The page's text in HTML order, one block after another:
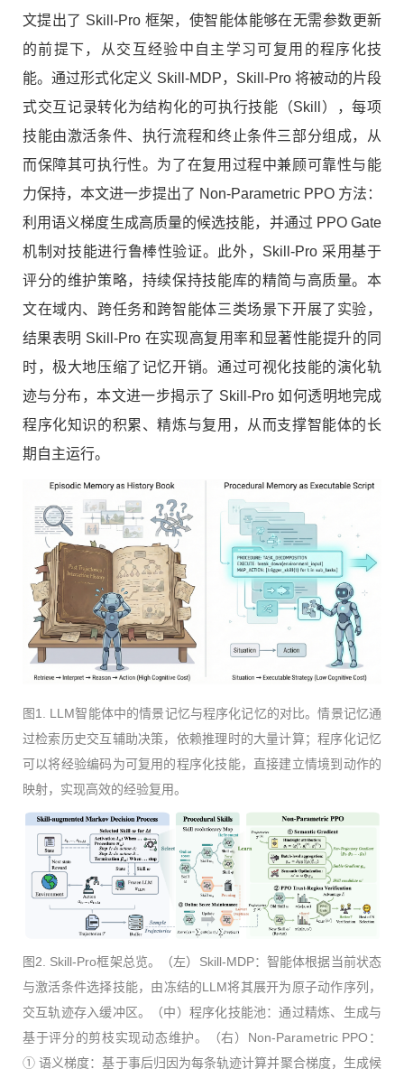
文提出了 Skill-Pro 框架，使智能体能够在无需参数更新
的前提下，从交互经验中自主学习可复用的程序化技
能。通过形式化定义 Skill-MDP，Skill-Pro 将被动的片段
式交互记录转化为结构化的可执行技能（Skill），每项
技能由激活条件、执行流程和终止条件三部分组成，从
而保障其可执行性。为了在复用过程中兼顾可靠性与能
力保持，本文进一步提出了 Non-Parametric PPO 方法：
利用语义梯度生成高质量的候选技能，并通过 PPO Gate
机制对技能进行鲁棒性验证。此外，Skill-Pro 采用基于
评分的维护策略，持续保持技能库的精简与高质量。本
文在域内、跨任务和跨智能体三类场景下开展了实验，
结果表明 Skill-Pro 在实现高复用率和显著性能提升的同
时，极大地压缩了记忆开销。通过可视化技能的演化轨
迹与分布，本文进一步揭示了 Skill-Pro 如何透明地完成
程序化知识的积累、精炼与复用，从而支撑智能体的长
期自主运行。
图1. LLM智能体中的情景记忆与程序化记忆的对比。情景记忆通
过检索历史交互辅助决策，依赖推理时的大量计算；程序化记忆
可以将经验编码为可复用的程序化技能，直接建立情境到动作的
映射，实现高效的经验复用。
图2. Skill-Pro框架总览。（左）Skill-MDP：智能体根据当前状态
与激活条件选择技能，由冻结的LLM将其展开为原子动作序列，
交互轨迹存入缓冲区。（中）程序化技能池：通过精炼、生成与
基于评分的剪枝实现动态维护。（右）Non-Parametric PPO：
① 语义梯度：基于事后归因为每条轨迹计算并聚合梯度，生成候